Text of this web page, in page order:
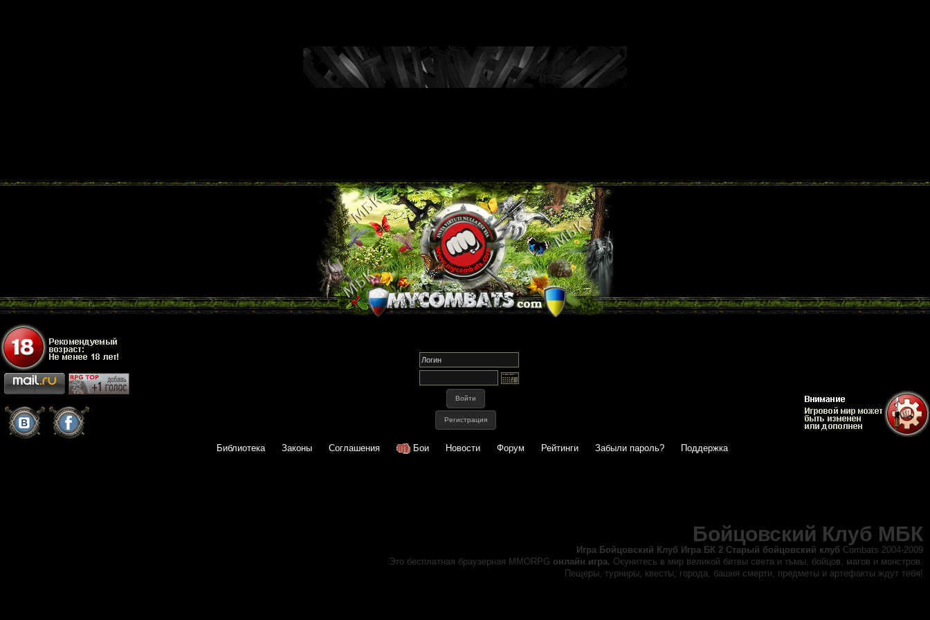
Библиотека Законы Соглашения Бои Новости Форум Рейтинги Забыли пароль? Поддержка
Бойцовский Клуб МБК
Игра Бойцовский Клуб Игра БК 2 Старый бойцовский клуб Combats 2004-2009
Это бесплатная браузерная MMORPG онлайн игра. Окунитесь в мир великой битвы света и тьмы, бойцов, магов и монстров.
Пещеры, турниры, квесты, города, башня смерти, предметы и артефакты ждут тебя!